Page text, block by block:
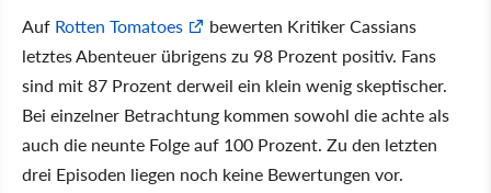
Auf Rotten Tomatoes
bewerten Kritiker Cassians
letztes Abenteuer übrigens zu 98 Prozent positiv. Fans
sind mit 87 Prozent derweil ein klein wenig skeptischer.
Bei einzelner Betrachtung kommen sowohl die achte als
auch die neunte Folge auf 100 Prozent. Zu den letzten
drei Episoden liegen noch keine Bewertungen vor.